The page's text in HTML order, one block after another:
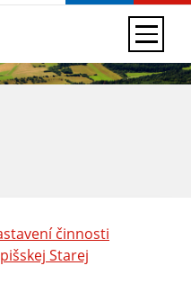
činnosti
Starej